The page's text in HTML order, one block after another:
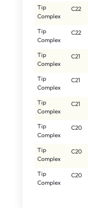
Tip
Complex
C22
Tip
Complex
C22
Tip
Complex
C21
Tip
Complex
C21
Tip
Complex
C21
Tip
Complex
C20
Tip
Complex
C20
Tip
Complex
C20